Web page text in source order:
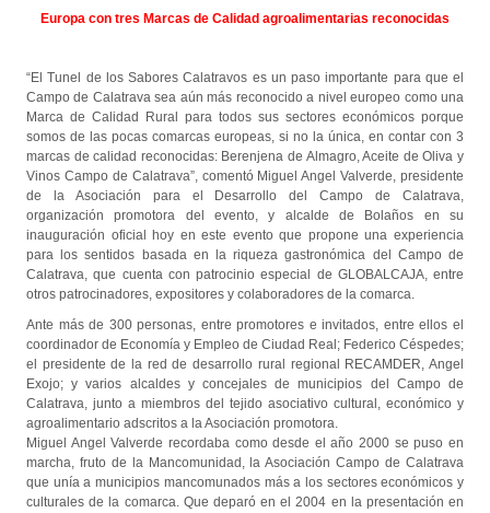
Europa con tres Marcas de Calidad agroalimentarias reconocidas
“El Tunel de los Sabores Calatravos es un paso importante para que el
Campo de Calatrava sea aún más reconocido a nivel europeo como una
Marca de Calidad Rural para todos sus sectores económicos porque
somos de las pocas comarcas europeas, si no la única, en contar con 3
marcas de calidad reconocidas: Berenjena de Almagro, Aceite de Oliva y
Vinos Campo de Calatrava”, comentó Miguel Angel Valverde, presidente
de la Asociación para el Desarrollo del Campo de Calatrava,
organización promotora del evento, y alcalde de Bolaños en su
inauguración oficial hoy en este evento que propone una experiencia
para los sentidos basada en la riqueza gastronómica del Campo de
Calatrava, que cuenta con patrocinio especial de GLOBALCAJA, entre
otros patrocinadores, expositores y colaboradores de la comarca.
Ante más de 300 personas, entre promotores e invitados, entre ellos el
coordinador de Economía y Empleo de Ciudad Real; Federico Céspedes;
el presidente de la red de desarrollo rural regional RECAMDER, Angel
Exojo; y varios alcaldes y concejales de municipios del Campo de
Calatrava, junto a miembros del tejido asociativo cultural, económico y
agroalimentario adscritos a la Asociación promotora.
Miguel Angel Valverde recordaba como desde el año 2000 se puso en
marcha, fruto de la Mancomunidad, la Asociación Campo de Calatrava
que unía a municipios mancomunados más a los sectores económicos y
culturales de la comarca. Que deparó en el 2004 en la presentación en